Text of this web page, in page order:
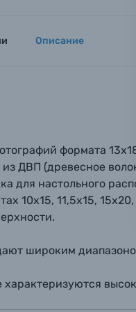
Описание
формата
ДВП (древесное
для настольного
10х15, 11,5х15,
широким